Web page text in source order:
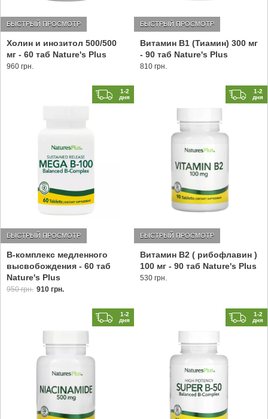
Холин и инозитол 500/500
мг - 60 таб Nature's Plus
БЫСТРЫЙ ПРОСМОТР
960 грн.
Витамин В1 (Тиамин) 300 мг
- 90 таб Nature's Plus
БЫСТРЫЙ ПРОСМОТР
810 грн.
1-2
дня
В-комплекс медленного
высвобождения - 60 таб
Nature's Plus
БЫСТРЫЙ ПРОСМОТР
950 грн. 910 грн.
1-2
дня
Витамин В2 ( рибофлавин )
100 мг - 90 таб Nature's Plus
БЫСТРЫЙ ПРОСМОТР
530 грн.
1-2
дня
1-2
дня